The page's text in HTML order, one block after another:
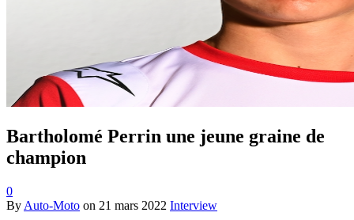
Bartholomé Perrin une jeune graine de
champion
0
By Auto-Moto on 21 mars 2022 Interview